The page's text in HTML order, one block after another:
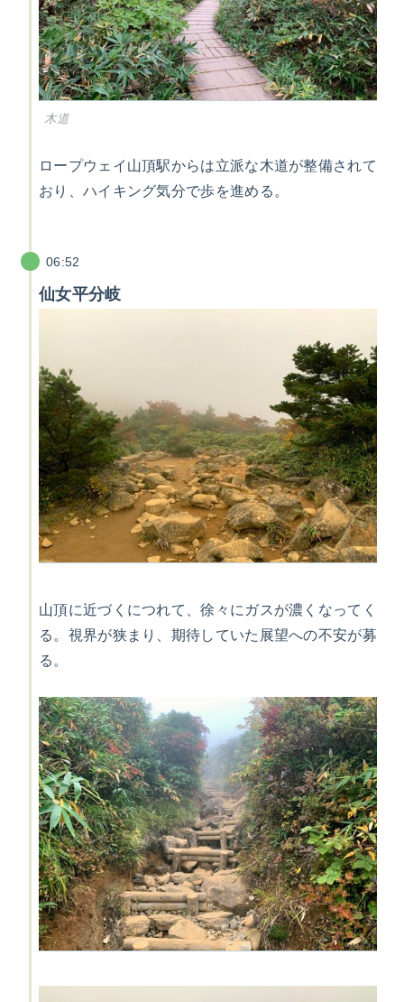
木道
ロープウェイ山頂駅からは立派な木道が整備されて
おり、ハイキング気分で歩を進める。
06:52
仙女平分岐
山頂に近づくにつれて、徐々にガスが濃くなってく
る。視界が狭まり、期待していた展望への不安が募
る。